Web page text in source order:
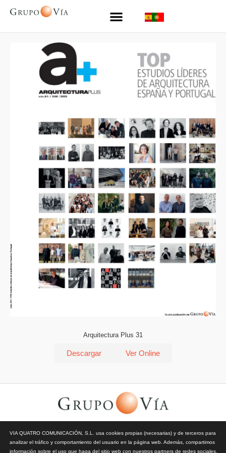
Arquitectura Plus 31
Descargar Ver Online
| Grupo Vía | 2026 |Aviso Legal y Privacidad|Política de
VIA QUATRO COMUNICACIÓN, S.L. usa cookies propias (necesarias) y de terceros para
analizar el tráfico y comportamiento del usuario en la página web. Además, compartimos
información sobre el uso que haga del sitio web con nuestros partners de redes sociales,